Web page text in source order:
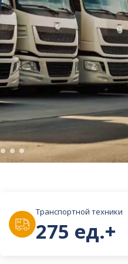
Транспортной техники
275 ед.+